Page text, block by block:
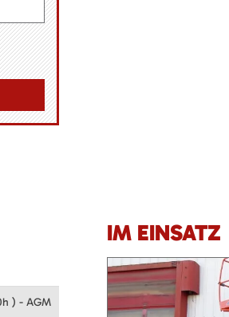
) - AGM
IM EINSATZ